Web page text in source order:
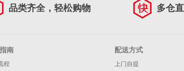
品类齐全，轻松购物 多仓
南
程
配送方式
上门自提